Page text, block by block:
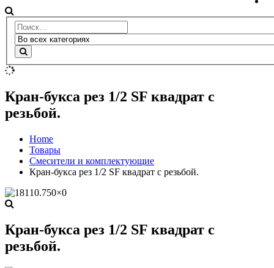
Кран-букса рез 1/2 SF квадрат с
резьбой.
Home
Товары
Смесители и комплектующие
Кран-букса рез 1/2 SF квадрат с резьбой.
Кран-букса рез 1/2 SF квадрат с
резьбой.